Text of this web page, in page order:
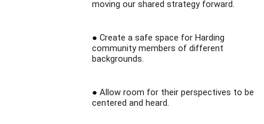
moving our shared strategy forward.
Create a safe space for Harding
community members of different
backgrounds.
Allow room for their perspectives to be
centered and heard.